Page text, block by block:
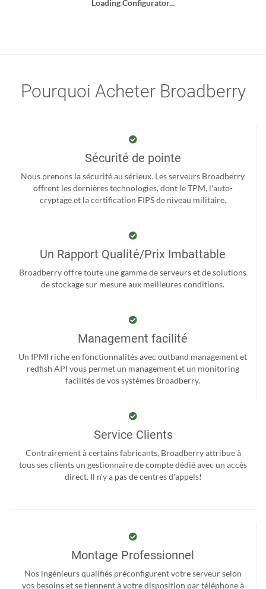
Loading Configurator...
Pourquoi Acheter Broadberry
Sécurité de pointe
Nous prenons la sécurité au sérieux. Les serveurs Broadberry
offrent les dernières technologies, dont le TPM, l'auto-
cryptage et la certification FIPS de niveau militaire.
Un Rapport Qualité/Prix Imbattable
Broadberry offre toute une gamme de serveurs et de solutions
de stockage sur mesure aux meilleures conditions.
Management facilité
Un IPMI riche en fonctionnalités avec outband management et
redfish API vous permet un management et un monitoring
facilités de vos systèmes Broadberry.
Service Clients
Contrairement à certains fabricants, Broadberry attribue à
tous ses clients un gestionnaire de compte dédié avec un accès
direct. Il n'y a pas de centres d'appels!
Montage Professionnel
Nos ingénieurs qualifiés préconfigurent votre serveur selon
vos besoins et se tiennent à votre disposition par téléphone à